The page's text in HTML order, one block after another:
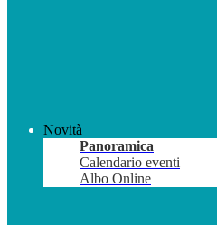
Novità
Panoramica
Calendario eventi
Albo Online